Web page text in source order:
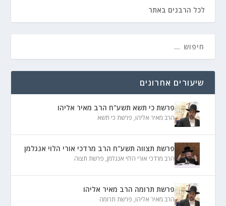
לכל הרבנים באתר
שיעורים אחרונים
פרשת כי תשא תשע"ח הרב מאיר אליהו
הרב מאיר אליהו, פרשת כי תשא
פרשת תצווה תשע"ח הרב מרדכי אורי הלוי אנגלמן
הרב מרדכי אורי הלוי אנגלמן, פרשת תצוה
פרשת תרומה הרב מאיר אליהו
הרב מאיר אליהו, פרשת תרומה